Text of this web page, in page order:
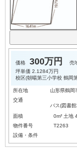
価格 300万円
売
坪単価 2.1284万円
校区(朝暘第三小学校 鶴岡
所在地
山形県鶴
交通
バス(図書
面積
0m² 土地
物件番号
T2263
設備・条件